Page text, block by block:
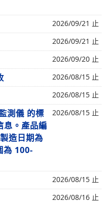
2026/09/21 止
2026/09/21 止
2026/09/20 止
2026/08/15 止
2026/08/15 止
測儀 的標
息。產品編
造日期為
為 100-
2026/08/15 止
2026/08/15 止
2026/08/16 止